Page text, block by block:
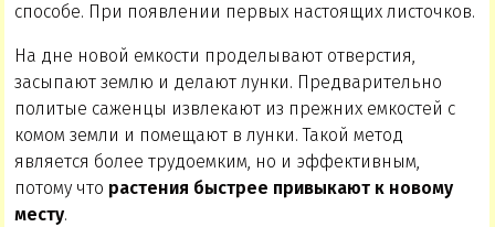
способе. При появлении первых настоящих листочков.
На дне новой емкости проделывают отверстия,
засыпают землю и делают лунки. Предварительно
политые саженцы извлекают из прежних емкостей с
комом земли и помещают в лунки. Такой метод
является более трудоемким, но и эффективным,
потому что растения быстрее привыкают к новому
месту.